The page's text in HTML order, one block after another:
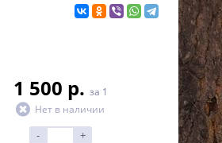
1 500 p. за 1
Нет в наличии
- +